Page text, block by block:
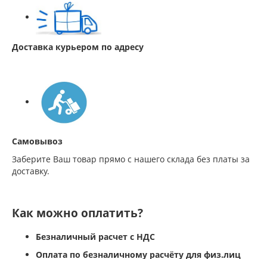
Доставка курьером по адресу
Самовывоз
Заберите Ваш товар прямо с нашего склада без платы за
доставку.
Как можно оплатить?
Безналичный расчет с НДС
Оплата по безналичному расчёту для физ.лиц